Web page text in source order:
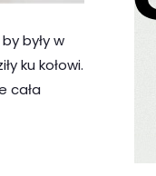
były w
ku kołowi.
cała